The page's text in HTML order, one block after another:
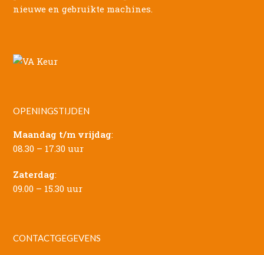
nieuwe en gebruikte machines.
OPENINGSTIJDEN
Maandag t/m vrijdag:
08.30 – 17.30 uur
Zaterdag:
09.00 – 15.30 uur
CONTACTGEGEVENS